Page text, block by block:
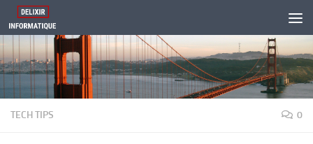
Skip to content
TECH TIPS 0